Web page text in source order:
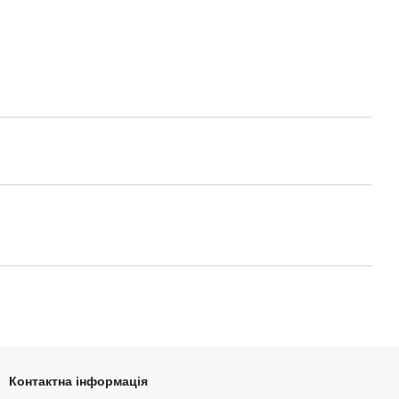
Контактна інформація